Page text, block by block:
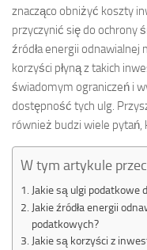
znacząco obniżyć koszty
przyczynić się do ochrony
źródła energii odnawialnej
korzyści płyną z takich
świadomym ograniczeń i
dostępność tych ulg.
również budzi wiele
W tym artykule
Jakie są ulgi podatkowe
Jakie źródła energii
podatkowych?
Jakie są korzyści z